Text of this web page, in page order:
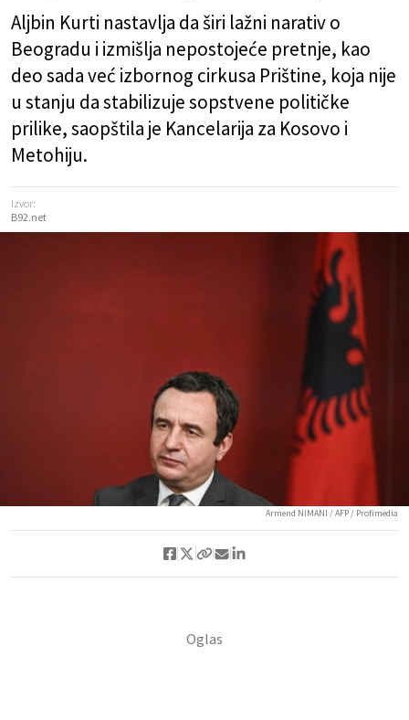
Aljbin Kurti nastavlja da širi lažni narativ o
Beogradu i izmišlja nepostojeće pretnje, kao
deo sada već izbornog cirkusa Prištine, koja nije
u stanju da stabilizuje sopstvene političke
prilike, saopštila je Kancelarija za Kosovo i
Metohiju.
Izvor:
B92.net
Armend NIMANI / AFP / Profimedia